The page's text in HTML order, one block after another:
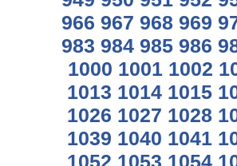
966 967 968 969
983 984 985 986
1000 1001 1002
1013 1014 1015
1026 1027 1028
1039 1040 1041
1052 1053 1054